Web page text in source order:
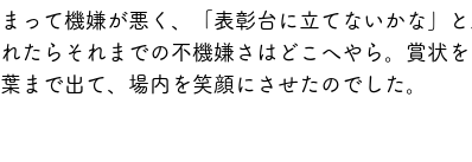
まって機嫌が悪く、「表彰台に立てないかな」
れたらそれまでの不機嫌さはどこへやら。賞状
葉まで出て、場内を笑顔にさせたのでした。